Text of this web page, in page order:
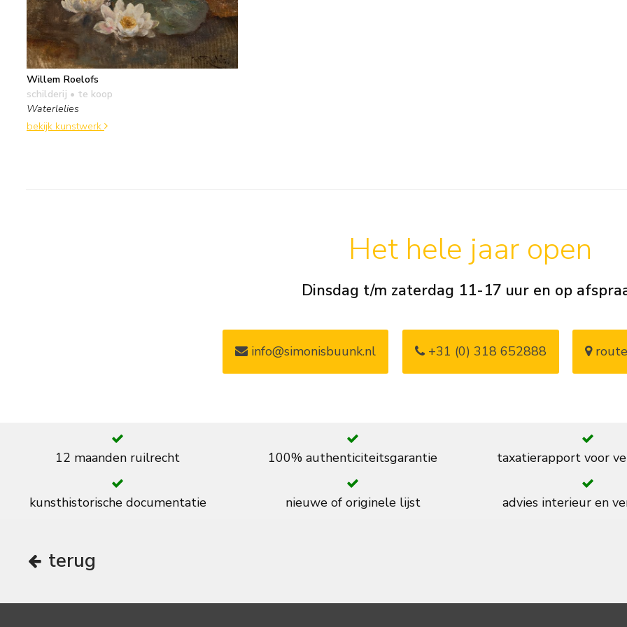
Willem Roelofs
schilderij • te koop
Waterlelies
bekijk kunstwerk
Het hele jaar open
Dinsdag t/m zaterdag 11-17 uur en op
info@simonisbuunk.nl +31 (0) 318 652888
12 maanden ruilrecht 100% authenticiteitsgarantie taxatierapport voor
kunsthistorische documentatie nieuwe of originele lijst advies interieur en
terug